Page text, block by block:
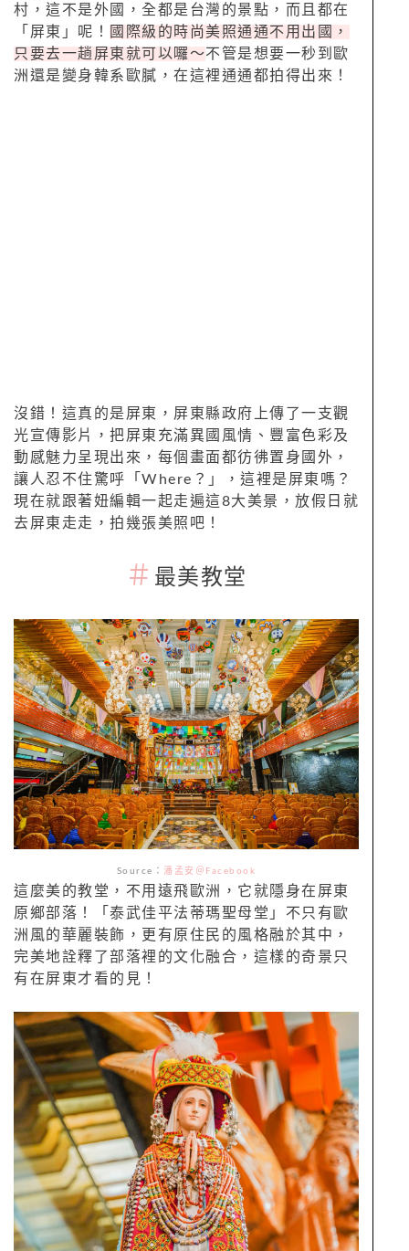
村，這不是外國，全都是台灣的景點，而且都在
「屏東」呢！
國際級的時尚美照通通不用出國，
只要去一趟屏東就可以囉～不管是想要一秒到歐
洲還是變身韓系歐膩，在這裡通通都拍得出來！
沒錯！這真的是屏東，屏東縣政府上傳了一支觀
光宣傳影片，把屏東充滿異國風情、豐富色彩及
動感魅力呈現出來，每個畫面都彷彿置身國外，
讓人忍不住驚呼「Where？」，這裡是屏東嗎？
現在就跟著妞編輯一起走遍這8大美景，放假日就
去屏東走走，拍幾張美照吧！
＃ 最美教堂
Source：潘孟安＠Facebook
這麼美的教堂，不用遠飛歐洲，它就隱身在屏東
原鄉部落！「泰武佳平法蒂瑪聖母堂」不只有歐
洲風的華麗裝飾，更有原住民的風格融於其中，
完美地詮釋了部落裡的文化融合，這樣的奇景只
有在屏東才看的見！